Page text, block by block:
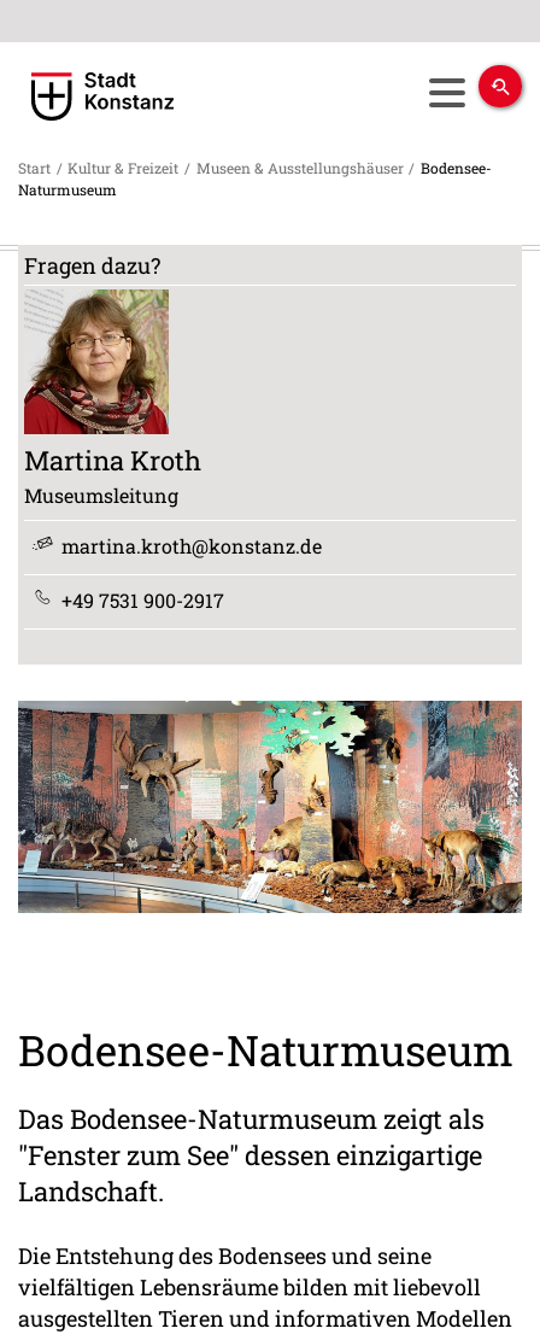
Start / Kultur & Freizeit / Museen & Ausstellungshäuser / Bodensee-
Naturmuseum
Fragen dazu?
MartinaKroth
Museumsleitung
martina.kroth@konstanz.de
+49 7531 900-2917
Bodensee-Naturmuseum
Das Bodensee-Naturmuseum zeigt als
"Fenster zum See" dessen einzigartige
Landschaft.
Die Entstehung des Bodensees und seine
vielfältigen Lebensräume bilden mit liebevoll
ausgestellten Tieren und informativen Modellen